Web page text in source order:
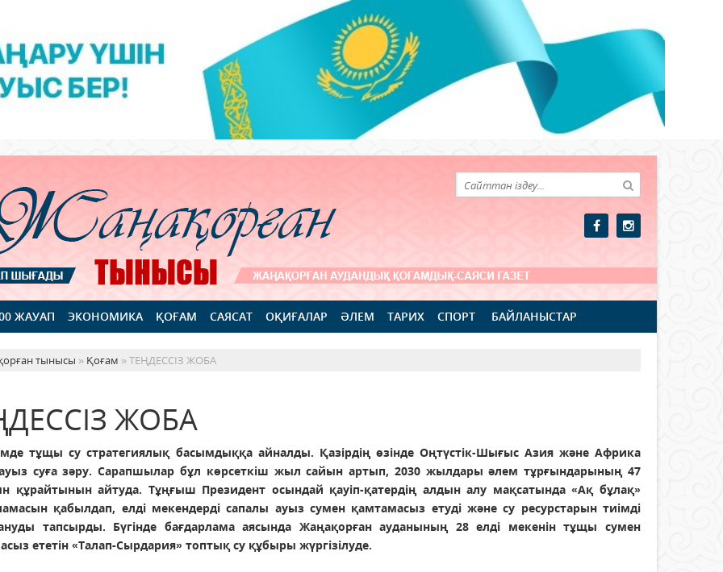
ЖАУАП ЭКОНОМИКА ҚОҒАМ САЯСАТ ОҚИҒАЛАР ӘЛЕМ ТАРИХ СПОРТ БАЙЛАНЫСТАР
тынысы » Қоғам » ТЕҢДЕССІЗ ЖОБА
ЖОБА
тұщы су стратегиялық басымдыққа айналды. Қазірдің өзінде Оңтүстік-Шығыс Азия және Африка
ауыз суға зәру. Сарапшылар бұл көрсеткіш жыл сайын артып, 2030 жылдары әлем тұрғындарының 47
құрайтынын айтуда. Тұңғыш Президент осындай қауіп-қатердің алдын алу мақсатында «Ақ бұлақ»
қабылдап, елді мекендерді сапалы ауыз сумен қамтамасыз етуді және су ресурстарын тиімді
тапсырды. Бүгінде бағдарлама аясында Жаңақорған ауданының 28 елді мекенін тұщы сумен
ететін «Талап-Сырдария» топтық су құбыры жүргізілуде.